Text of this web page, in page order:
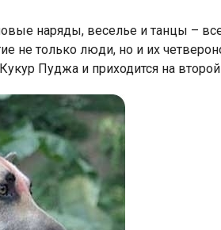
наряды, веселье и танцы –
не только люди, но и их
Пуджа и приходится на